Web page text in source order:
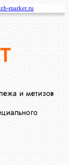
market.ru
и метизов